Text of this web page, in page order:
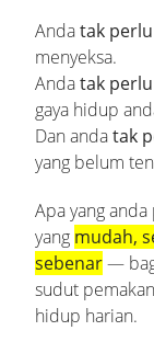
Andatak
menyeksa.
Andatak
gaya hidup
Dan andatak
yang belum
Apa yang
yang mudah,
sebenar—
sudut
hidup harian.